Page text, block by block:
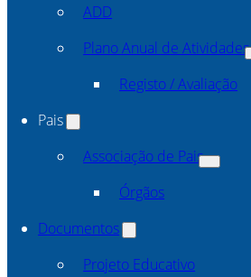
ADD
Plano Anual de Atividades
Registo / Avaliação
Pais
Associação de Pais
Órgãos
Documentos
Projeto Educativo